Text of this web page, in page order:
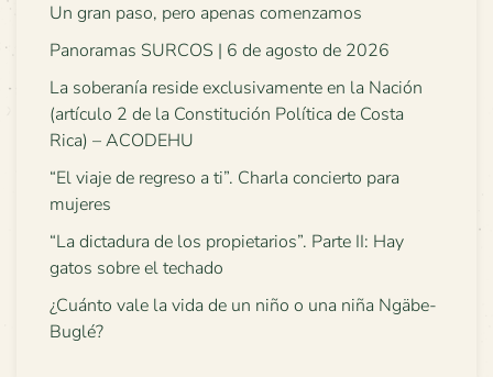
Un gran paso, pero apenas comenzamos
Panoramas SURCOS | 6 de agosto de 2026
La soberanía reside exclusivamente en la Nación
(artículo 2 de la Constitución Política de Costa
Rica) – ACODEHU
“El viaje de regreso a ti”. Charla concierto para
mujeres
“La dictadura de los propietarios”. Parte II: Hay
gatos sobre el techado
¿Cuánto vale la vida de un niño o una niña Ngäbe-
Buglé?